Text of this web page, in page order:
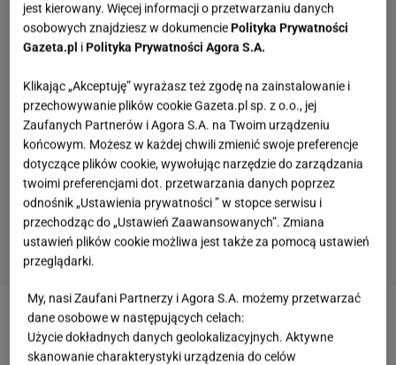
Zobacz wideoPela potrzebował terapii po rozstaniu.
"Miałem stany lękowe, nie mogłem spać"
jest kierowany. Więcej informacji o przetwarzaniu danych
osobowych znajdziesz w dokumenciePolityka Prywatności
Gazeta.pl iPolityka Prywatności Agora S.A.
Klikając „Akceptuję” wyrażasz też zgodę na zainstalowanie i
przechowywanie plików cookie Gazeta.pl sp. z o.o., jej
Zaufanych Partnerów i Agora S.A. na Twoim urządzeniu
końcowym. Możesz w każdej chwili zmienić swoje preferencje
dotyczące plików cookie, wywołując narzędzie do zarządzania
twoimi preferencjami dot. przetwarzania danych poprzez
odnośnik „Ustawienia prywatności ” w stopce serwisu i
przechodząc do „Ustawień Zaawansowanych”. Zmiana
ustawień plików cookie możliwa jest także za pomocą ustawień
przeglądarki.
My, nasi Zaufani Partnerzy i Agora S.A. możemy przetwarzać
dane osobowe w następujących celach:
Użycie dokładnych danych geolokalizacyjnych. Aktywne
skanowanie charakterystyki urządzenia do celów